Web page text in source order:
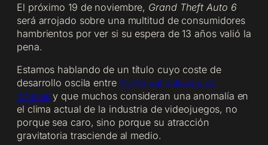
El próximo 19 de noviembre, Grand Theft Auto 6
será arrojado sobre una multitud de consumidores
hambrientos por ver si su espera de 13 años valió la
pena.
Estamos hablando de un título cuyo coste de
desarrollo oscila entre 1 y 1.5 mil millones de
dólares y que muchos consideran una anomalía en
el clima actual de la industria de videojuegos, no
porque sea caro, sino porque su atracción
gravitatoria trasciende al medio.